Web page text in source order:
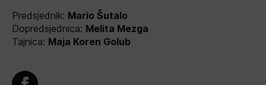
Predsjednik: Mario Šutalo
Dopredsjednica: Melita Mezga
Tajnica: Maja Koren Golub